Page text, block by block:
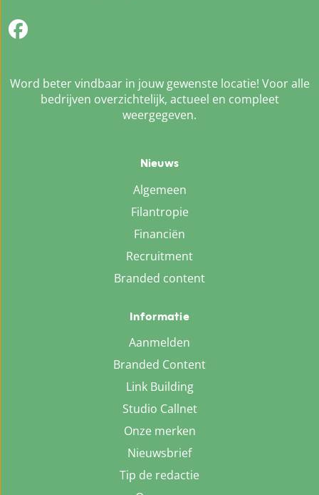
Word beter vindbaar in jouw gewenste locatie! Voor alle
bedrijven overzichtelijk, actueel en compleet
weergegeven.
Nieuws
Algemeen
Filantropie
Financiën
Recruitment
Branded content
Informatie
Aanmelden
Branded Content
Link Building
Studio Callnet
Onze merken
Nieuwsbrief
Tip de redactie